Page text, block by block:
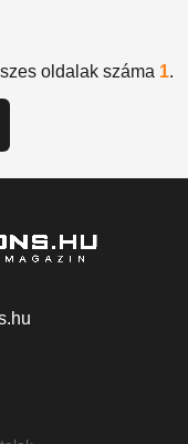
oldalak száma 1.